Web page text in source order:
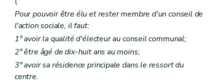
Art. 85
Section 2 De la gestion budgétaire et financière
Art. 86
Art. 87
Art. 87bis
Art. 88
Art. 89
Pour pouvoir être élu et rester membre d'un conseil de
l'action sociale, il faut:
1° avoir la qualité d'électeur au conseil communal;
2° être âgé de dix-huit ans au moins;
3° avoir sa résidence principale dans le ressort du
centre.